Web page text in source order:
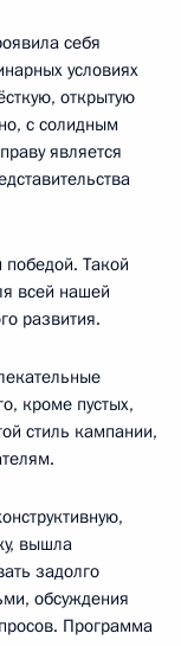
себя
условиях
открытую
с солидным
является
Такой
всей нашей
развития.
кроме пустых,
стиль кампании,
вышла
задолго
обсуждения
Программа